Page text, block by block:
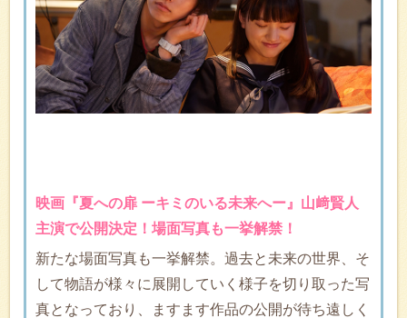
映画『夏への扉 ーキミのいる未来へー』山﨑賢人
主演で公開決定！場面写真も一挙解禁！
新たな場面写真も一挙解禁。過去と未来の世界、そ
して物語が様々に展開していく様子を切り取った写
真となっており、ますます作品の公開が待ち遠しく